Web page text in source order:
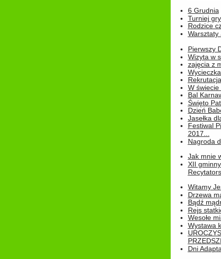
6 Grudnia
Turniej
Rodzice
Warsztaty
Pierwszy
Wizyta w
zajęcia z
W świecie
Bal
Święto
Dzień
Jasełka
Festiwal
2017...
Nagroda
Jak mnie
XII
Witamy
Drzewa
Bądź
Rejs
Wesołe
Wystawa
Dni